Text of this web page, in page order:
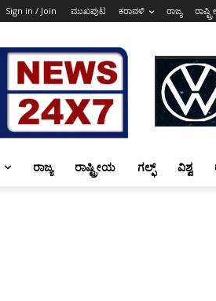
Sign in / Join ಮುಖಪುಟ ಕರಾವಳಿ ರಾಜ್ಯ
ರಾಜ್ಯ ರಾಷ್ಟ್ರೀಯ ಗಲ್ಫ್ ವಿಶ್ವ